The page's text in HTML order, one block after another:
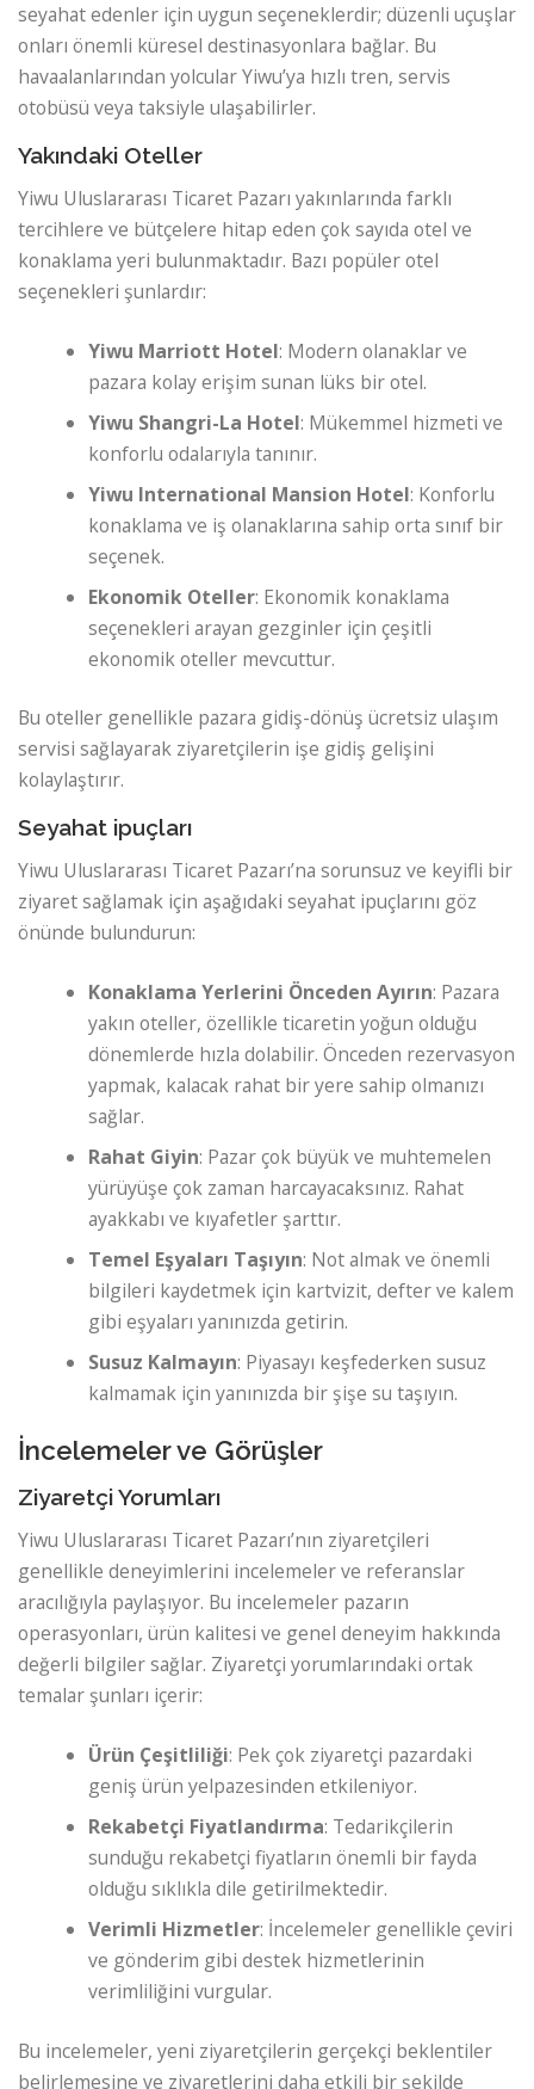
seyahat edenler için uygun seçeneklerdir; düzenli uçuşlar
onları önemli küresel destinasyonlara bağlar. Bu
havaalanlarından yolcular Yiwu’ya hızlı tren, servis
otobüsü veya taksiyle ulaşabilirler.
Yakındaki Oteller
Yiwu Uluslararası Ticaret Pazarı yakınlarında farklı
tercihlere ve bütçelere hitap eden çok sayıda otel ve
konaklama yeri bulunmaktadır. Bazı popüler otel
seçenekleri şunlardır:
Yiwu Marriott Hotel: Modern olanaklar ve
pazara kolay erişim sunan lüks bir otel.
Yiwu Shangri-La Hotel: Mükemmel hizmeti ve
konforlu odalarıyla tanınır.
Yiwu International Mansion Hotel: Konforlu
konaklama ve iş olanaklarına sahip orta sınıf bir
seçenek.
Ekonomik Oteller: Ekonomik konaklama
seçenekleri arayan gezginler için çeşitli
ekonomik oteller mevcuttur.
Bu oteller genellikle pazara gidiş-dönüş ücretsiz ulaşım
servisi sağlayarak ziyaretçilerin işe gidiş gelişini
kolaylaştırır.
Seyahat ipuçları
Yiwu Uluslararası Ticaret Pazarı’na sorunsuz ve keyifli bir
ziyaret sağlamak için aşağıdaki seyahat ipuçlarını göz
önünde bulundurun:
Konaklama Yerlerini Önceden Ayırın: Pazara
yakın oteller, özellikle ticaretin yoğun olduğu
dönemlerde hızla dolabilir. Önceden rezervasyon
yapmak, kalacak rahat bir yere sahip olmanızı
sağlar.
Rahat Giyin: Pazar çok büyük ve muhtemelen
yürüyüşe çok zaman harcayacaksınız. Rahat
ayakkabı ve kıyafetler şarttır.
Temel Eşyaları Taşıyın: Not almak ve önemli
bilgileri kaydetmek için kartvizit, defter ve kalem
gibi eşyaları yanınızda getirin.
Susuz Kalmayın: Piyasayı keşfederken susuz
kalmamak için yanınızda bir şişe su taşıyın.
İncelemeler ve Görüşler
Ziyaretçi Yorumları
Yiwu Uluslararası Ticaret Pazarı’nın ziyaretçileri
genellikle deneyimlerini incelemeler ve referanslar
aracılığıyla paylaşıyor. Bu incelemeler pazarın
operasyonları, ürün kalitesi ve genel deneyim hakkında
değerli bilgiler sağlar. Ziyaretçi yorumlarındaki ortak
temalar şunları içerir:
Ürün Çeşitliliği: Pek çok ziyaretçi pazardaki
geniş ürün yelpazesinden etkileniyor.
Rekabetçi Fiyatlandırma: Tedarikçilerin
sunduğu rekabetçi fiyatların önemli bir fayda
olduğu sıklıkla dile getirilmektedir.
Verimli Hizmetler: İncelemeler genellikle çeviri
ve gönderim gibi destek hizmetlerinin
verimliliğini vurgular.
Bu incelemeler, yeni ziyaretçilerin gerçekçi beklentiler
belirlemesine ve ziyaretlerini daha etkili bir şekilde